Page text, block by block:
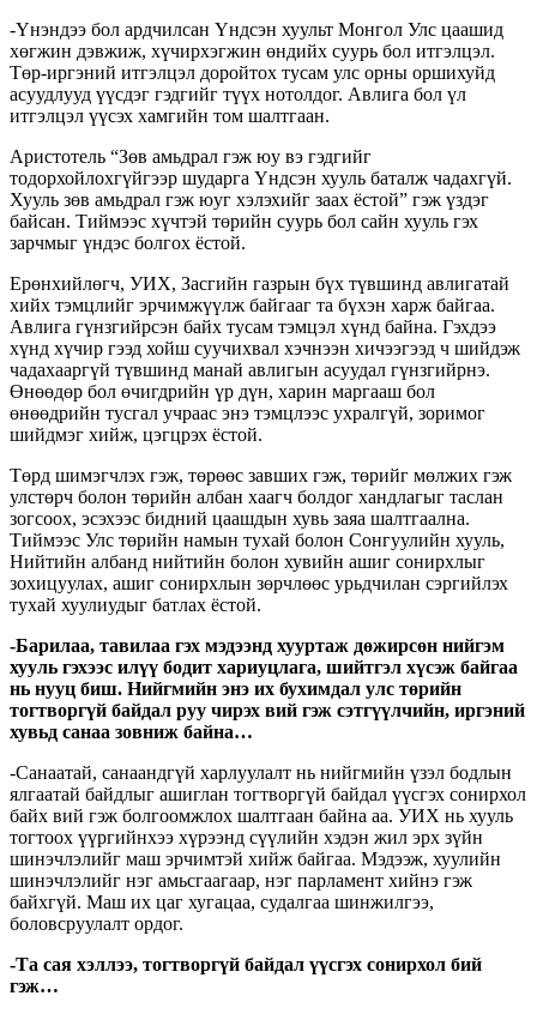
-Үнэндээ бол ардчилсан Үндсэн хуульт Монгол Улс цаашид
хөгжин дэвжиж, хүчирхэгжин өндийх суурь бол итгэлцэл.
Төр-иргэний итгэлцэл доройтох тусам улс орны оршихуйд
асуудлууд үүсдэг гэдгийг түүх нотолдог. Авлига бол үл
итгэлцэл үүсэх хамгийн том шалтгаан.
Аристотель “Зөв амьдрал гэж юу вэ гэдгийг
тодорхойлохгүйгээр шударга Үндсэн хууль баталж чадахгүй.
Хууль зөв амьдрал гэж юуг хэлэхийг заах ёстой” гэж үздэг
байсан. Тиймээс хүчтэй төрийн суурь бол сайн хууль гэх
зарчмыг үндэс болгох ёстой.
Ерөнхийлөгч, УИХ, Засгийн газрын бүх түвшинд авлигатай
хийх тэмцлийг эрчимжүүлж байгааг та бүхэн харж байгаа.
Авлига гүнзгийрсэн байх тусам тэмцэл хүнд байна. Гэхдээ
хүнд хүчир гээд хойш суучихвал хэчнээн хичээгээд ч шийдэж
чадахааргүй түвшинд манай авлигын асуудал гүнзгийрнэ.
Өнөөдөр бол өчигдрийн үр дүн, харин маргааш бол
өнөөдрийн тусгал учраас энэ тэмцлээс ухралгүй, зоримог
шийдмэг хийж, цэгцрэх ёстой.
Төрд шимэгчлэх гэж, төрөөс завших гэж, төрийг мөлжих гэж
улстөрч болон төрийн албан хаагч болдог хандлагыг таслан
зогсоох, эсэхээс бидний цаашдын хувь заяа шалтгаална.
Тиймээс Улс төрийн намын тухай болон Сонгуулийн хууль,
Нийтийн албанд нийтийн болон хувийн ашиг сонирхлыг
зохицуулах, ашиг сонирхлын зөрчлөөс урьдчилан сэргийлэх
тухай хуулиудыг батлах ёстой.
-Барилаа, тавилаа гэх мэдээнд хууртаж дөжирсөн нийгэм
хууль гэхээс илүү бодит хариуцлага, шийтгэл хүсэж байгаа
нь нууц биш. Нийгмийн энэ их бухимдал улс төрийн
тогтворгүй байдал руу чирэх вий гэж сэтгүүлчийн, иргэний
хувьд санаа зовниж байна…
-Санаатай, санаандгүй харлуулалт нь нийгмийн үзэл бодлын
ялгаатай байдлыг ашиглан тогтворгүй байдал үүсгэх сонирхол
байх вий гэж болгоомжлох шалтгаан байна аа. УИХ нь хууль
тогтоох үүргийнхээ хүрээнд сүүлийн хэдэн жил эрх зүйн
шинэчлэлийг маш эрчимтэй хийж байгаа. Мэдээж, хуулийн
шинэчлэлийг нэг амьсгаагаар, нэг парламент хийнэ гэж
байхгүй. Маш их цаг хугацаа, судалгаа шинжилгээ,
боловсруулалт ордог.
-Та сая хэллээ, тогтворгүй байдал үүсгэх сонирхол бий
гэж…